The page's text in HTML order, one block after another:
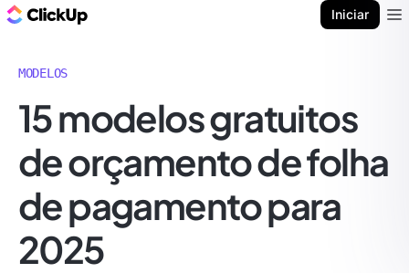
Iniciar
MODELOS
15 modelos gratuitos
de orçamento de folha
de pagamento para
2025